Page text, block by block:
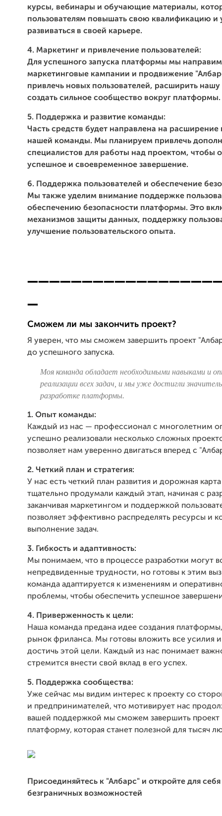
курсы, вебинары и обучающие материалы,
пользователям повышать свою квалификацию и
развиваться в своей карьере.
4. Маркетинг и привлечение пользователей:
Для успешного запуска платформы мы направим
маркетинговые кампании и продвижение
привлечь новых пользователей, расширить
создать сильное сообщество вокруг платформы.
5. Поддержка и развитие команды:
Часть средств будет направлена на
нашей команды. Мы планируем привлечь
специалистов для работы над проектом, чтобы
успешное и своевременное завершение.
6. Поддержка пользователей и обеспечение
Мы также уделим внимание поддержке
обеспечению безопасности платформы. Это
механизмов защиты данных, поддержку
улучшение пользовательского опыта.
Сможем ли мы закончить проект?
Я уверен, что мы сможем завершить проект
до успешного запуска.
Моя команда обладает необходимыми навыками и
реализации всех задач, и мы уже достигли
разработке платформы.
1. Опыт команды:
Каждый из нас — профессионал с многолетним
успешно реализовали несколько сложных
позволяет нам уверенно двигаться вперед с
2. Четкий план и стратегия:
У нас есть четкий план развития и дорожная
тщательно продумали каждый этап, начиная с
заканчивая маркетингом и поддержкой
позволяет эффективно распределять ресурсы и
выполнение задач.
3. Гибкость и адаптивность:
Мы понимаем, что в процессе разработки могут
непредвиденные трудности, но готовы к этим
команда адаптируется к изменениям и
проблемы, чтобы обеспечить успешное
4. Приверженность к цели:
Наша команда предана идее создания
рынок фриланса. Мы готовы вложить все усилия
достичь этой цели. Каждый из нас понимает
стремится внести свой вклад в его успех.
5. Поддержка сообщества:
Уже сейчас мы видим интерес к проекту со
и предпринимателей, что мотивирует нас
вашей поддержкой мы сможем завершить проект
платформу, которая станет полезной для тысяч
Присоединяйтесь к "Албарс" и откройте для
безграничных возможностей